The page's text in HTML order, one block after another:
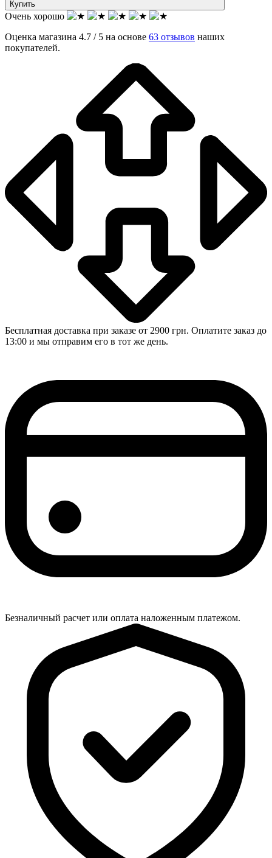
Купить
Очень хорошо
Оценка магазина 4.7 / 5 на основе 63 отзывов наших
покупателей.
Бесплатная доставка при заказе от 2900 грн. Оплатите заказ до
13:00 и мы отправим его в тот же день.
Безналичный расчет или оплата наложенным платежом.